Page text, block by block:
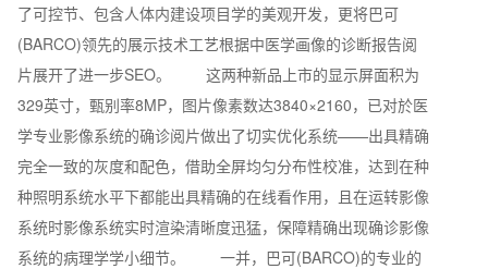
了可控节、包含人体内建设项目学的美观开发，更将巴可
(BARCO)领先的展示技术工艺根据中医学画像的诊断报告阅
片展开了进一步SEO。 这两种新品上市的显示屏面积为
329英寸，甄别率8MP，图片像素数达3840×2160，已对於医
学专业影像系统的确诊阅片做出了切实优化系统——出具精确
完全一致的灰度和配色，借助全屏均匀分布性校准，达到在种
种照明系统水平下都能出具精确的在线看作用，且在运转影像
系统时影像系统实时渲染清晰度迅猛，保障精确出现确诊影像
系统的病理学学小细节。 一并，巴可(BARCO)的专业的